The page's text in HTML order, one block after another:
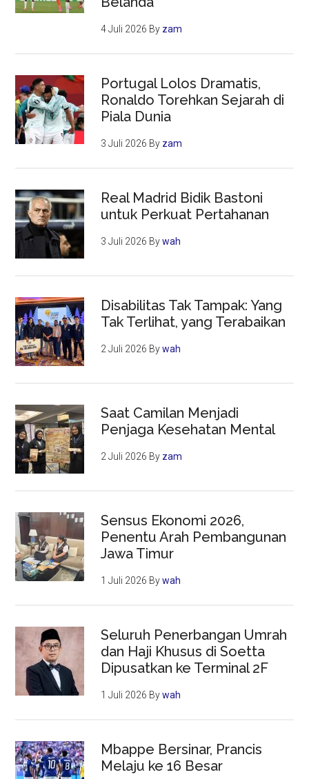
4 Juli 2026 By zam
Portugal Lolos Dramatis,
Ronaldo Torehkan Sejarah di
Piala Dunia
3 Juli 2026 By zam
Real Madrid Bidik Bastoni
untuk Perkuat Pertahanan
3 Juli 2026 Bywah
Disabilitas Tak Tampak: Yang
Tak Terlihat, yang Terabaikan
2 Juli 2026 Bywah
Saat Camilan Menjadi
Penjaga Kesehatan Mental
2 Juli 2026 By zam
Sensus Ekonomi 2026,
Penentu Arah Pembangunan
Jawa Timur
1 Juli 2026 Bywah
Seluruh Penerbangan Umrah
dan Haji Khusus di Soetta
Dipusatkan ke Terminal 2F
1 Juli 2026 Bywah
Mbappe Bersinar, Prancis
Melaju ke 16 Besar